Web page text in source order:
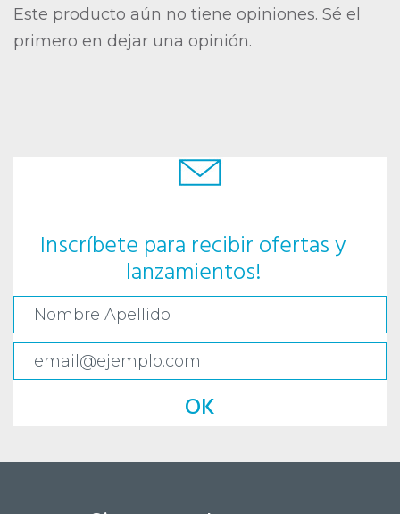
Este producto aún no tiene opiniones. Sé el
primero en dejar una opinión.
Inscríbete para recibir ofertas y
lanzamientos!
OK